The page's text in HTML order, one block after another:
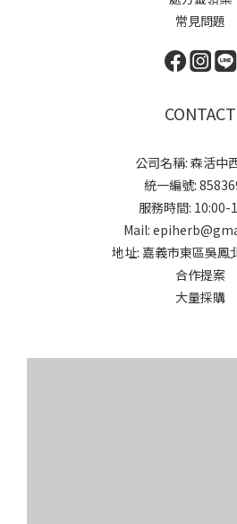
常見問題
CONTACT
公司名稱: 森活中
統一編號:
服務時間: 10:00-
Mail:
地址: 嘉義市東區吳鳳
合作提案
大量採購